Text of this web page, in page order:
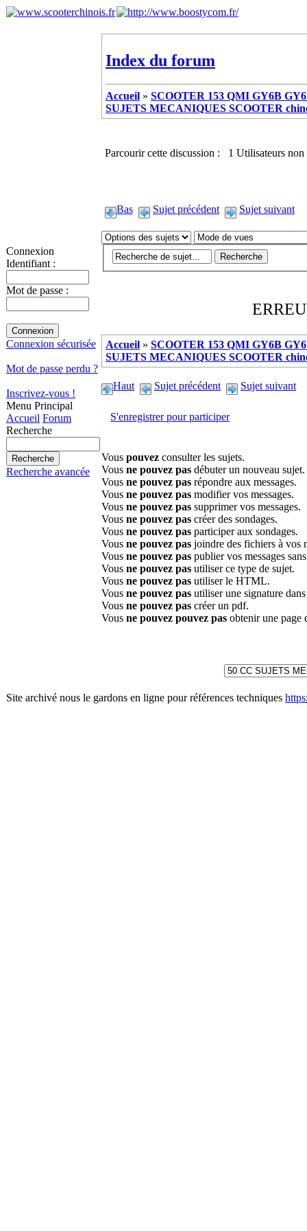
Connexion
Identifiant :
Mot de passe :
Connexion sécurisée
Mot de passe perdu ?
Inscrivez-vous !
Menu Principal
Accueil Forum
Recherche
Recherche avancée
Index du forum
Accueil » SCOOTER 153 QMI GY6B
SUJETS MECANIQUES SCOOTER
Parcourir cette discussion : 1 Utilisateurs non
Bas Sujet précédent Sujet suivant
Accueil » SCOOTER 153 QMI GY6B
SUJETS MECANIQUES SCOOTER
Haut Sujet précédent Sujet suivant
S'enregistrer pour participer
Vous pouvez consulter les sujets.
Vous ne pouvez pas débuter un nouveau sujet.
Vous ne pouvez pas répondre aux messages.
Vous ne pouvez pas modifier vos messages.
Vous ne pouvez pas supprimer vos messages.
Vous ne pouvez pas créer des sondages.
Vous ne pouvez pas participer aux sondages.
Vous ne pouvez pas joindre des fichiers à vos
Vous ne pouvez pas publier vos messages
Vous ne pouvez pas utiliser ce type de sujet.
Vous ne pouvez pas utiliser le HTML.
Vous ne pouvez pas utiliser une signature
Vous ne pouvez pas créer un pdf.
Vous ne pouvez pouvez pas obtenir une page
Site archivé nous le gardons en ligne pour références techniques